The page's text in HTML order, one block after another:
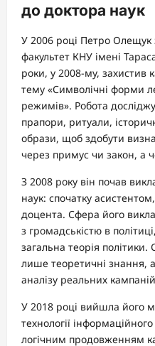
до доктора наук
У 2006 році Петро Олещук
факультет КНУ імені
роки, у 2008-му, захистив
тему «Символічні форми
режимів». Робота
прапори, ритуали,
образи, щоб здобути
через примус чи закон, а
З 2008 року він почав
наук: спочатку
доцента. Сфера його
з громадськістю в
загальна теорія
лише теоретичні знання,
аналізу реальних
У 2018 році вийшла його
технології
логічним продовженням